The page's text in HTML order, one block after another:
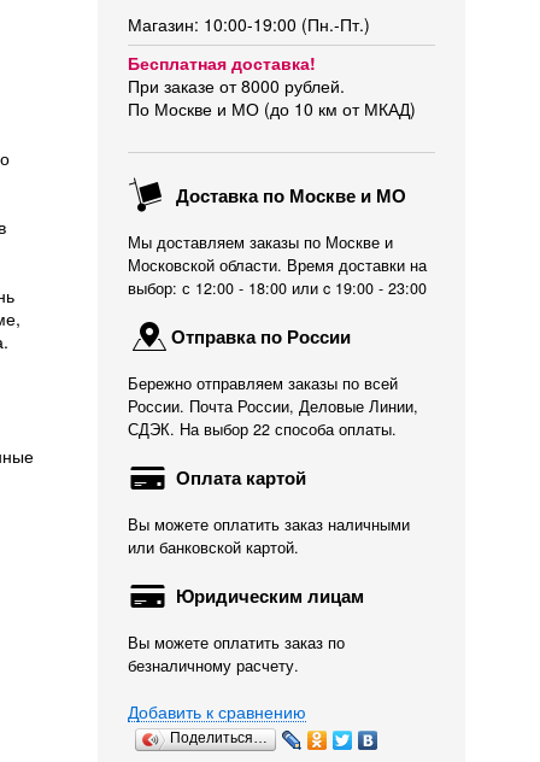
Магазин: 10:00-19:00 (Пн.-Пт.)
Бесплатная доставка!
При заказе от 8000 рублей.
По Москве и МО (до 10 км от МКАД)
Доставка по Москве и МО
Мы доставляем заказы по Москве и
Московской области. Время доставки на
выбор: с 12:00 - 18:00 или c 19:00 - 23:00
Отправка по России
Бережно отправляем заказы по всей
России. Почта России, Деловые Линии,
СДЭК. На выбор 22 способа оплаты.
Оплата картой
Вы можете оплатить заказ наличными
или банковской картой.
Юридическим лицам
Вы можете оплатить заказ по
безналичному расчету.
Добавить к сравнению
Поделиться…